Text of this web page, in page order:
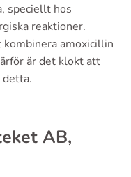
speciellt hos
reaktioner.
amoxicillin
är det klokt att
detta.
AB,